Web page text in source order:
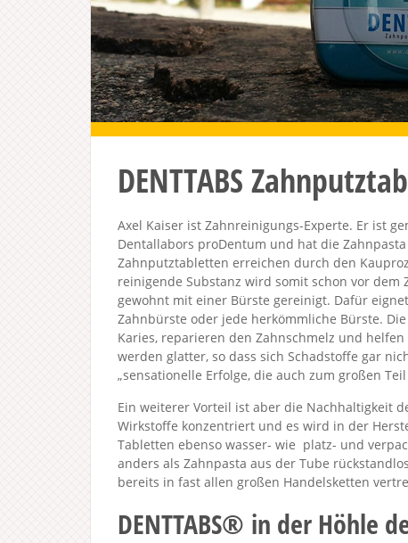
DENTTABS
Axel Kaiser ist Zahnreinigungs-Experte. Er ist
Dentallabors proDentum und hat die
Zahnputztabletten erreichen durch den
reinigende Substanz wird somit schon vor
gewohnt mit einer Bürste gereinigt. Dafür
Zahnbürste oder jede herkömmliche Bürste.
Karies, reparieren den Zahnschmelz und
werden glatter, so dass sich Schadstoffe gar
„sensationelle Erfolge, die auch zum großen
Ein weiterer Vorteil ist aber die Nachhaltigkeit
Wirkstoffe konzentriert und es wird in der
Tabletten ebenso wasser- wie platz- und
anders als Zahnpasta aus der Tube
bereits in fast allen großen Handelsketten
DENTTABS® in der Höhle